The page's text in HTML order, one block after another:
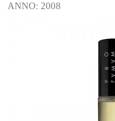
ANNO: 2008